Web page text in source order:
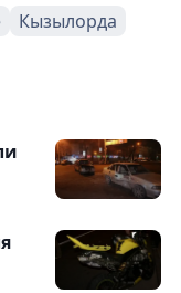
Кызылорда